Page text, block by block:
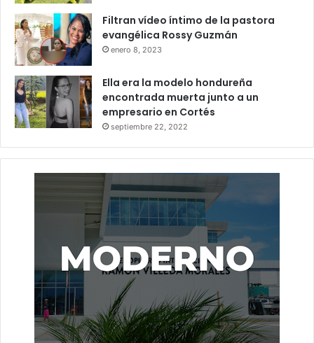
Filtran vídeo íntimo de la pastora
evangélica Rossy Guzmán
enero 8, 2023
Ella era la modelo hondureña
encontrada muerta junto a un
empresario en Cortés
septiembre 22, 2022